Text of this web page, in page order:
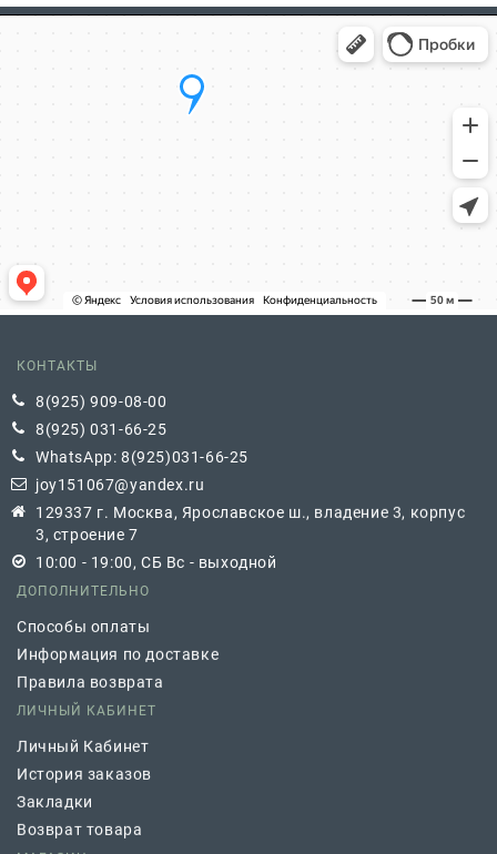
КОНТАКТЫ
8(925) 909-08-00
8(925) 031-66-25
WhatsApp: 8(925)031-66-25
joy151067@yandex.ru
129337 г. Москва, Ярославское ш., владение 3, корпус
3, строение 7
10:00 - 19:00, СБ Вс - выходной
ДОПОЛНИТЕЛЬНО
Способы оплаты
Информация по доставке
Правила возврата
ЛИЧНЫЙ КАБИНЕТ
Личный Кабинет
История заказов
Закладки
Возврат товара